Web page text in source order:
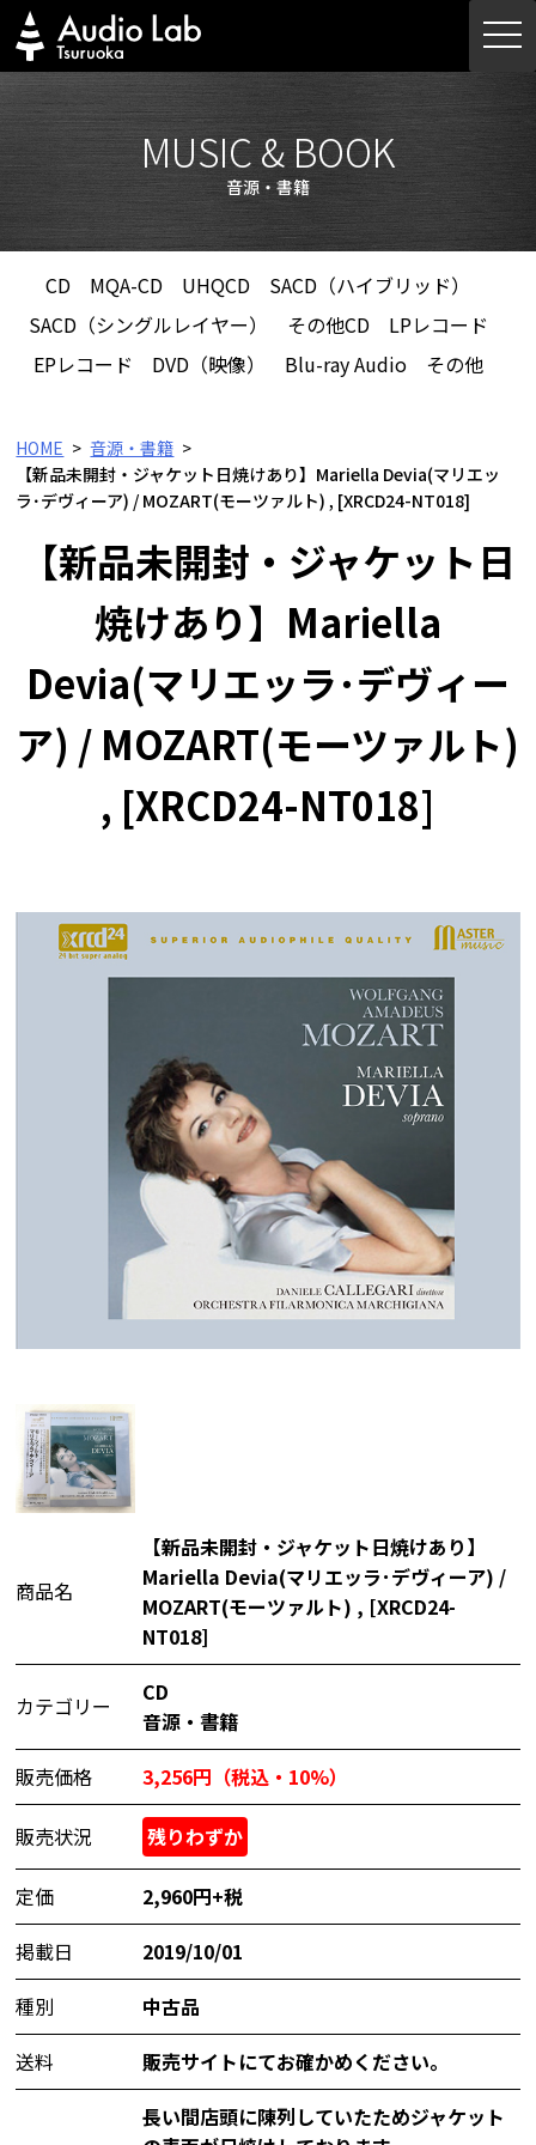
Skip
to
content
MUSIC & BOOK
音源・書籍
CD MQA-CD UHQCD
SACD（ハイブリッド）
SACD（シングルレイヤー）
その他CD
LPレコード
EPレコード
DVD（映像） Blu-ray Audio その他
HOME
音源・書籍
【新品未開封・ジャケット日焼けあり】Mariella Devia(マリエッ
ラ･デヴィーア) / MOZART(モーツァルト) , [XRCD24-NT018]
【新品未開封・ジャケット日
焼けあり】Mariella
Devia(マリエッラ･デヴィー
ア) / MOZART(モーツァルト)
, [XRCD24-NT018]
商品名
【新品未開封・ジャケット日焼けあり】
Mariella Devia(マリエッラ･デヴィーア) /
MOZART(モーツァルト) , [XRCD24-
NT018]
カテゴリー
CD
音源・書籍
販売価格
3,256円（税込・10%）
販売状況 残りわずか
定価
2,960円+税
掲載日
2019/10/01
種別
中古品
送料
販売サイトにてお確かめください。
長い間店頭に陳列していたためジャケット